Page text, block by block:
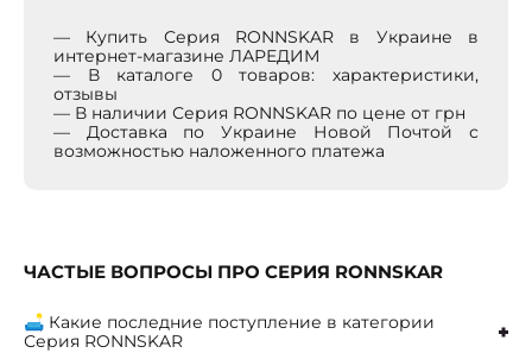
— Купить Серия RONNSKAR в Украине в
интернет-магазине ЛАРЕДИМ
— В каталоге 0 товаров: характеристики,
отзывы
— В наличии Серия RONNSKAR по цене от грн
— Доставка по Украине Новой Почтой с
возможностью наложенного платежа
ЧАСТЫЕ ВОПРОСЫ ПРО СЕРИЯ RONNSKAR
🛋 Какие последние поступление в категории
Серия RONNSKAR